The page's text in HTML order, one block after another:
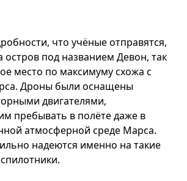
что учёные отправятся,
остров под названием Девон, так
место по максимуму схожа с
Дроны были оснащены
двигателями,
пребывать в полёте даже в
атмосферной среде Марса.
надеются именно на такие